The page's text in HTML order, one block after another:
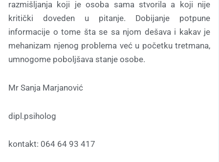
razmišljanja koji je osoba sama stvorila a koji nije
kritički doveden u pitanje. Dobijanje potpune
informacije o tome šta se sa njom dešava i kakav je
mehanizam njenog problema već u početku tretmana,
umnogome poboljšava stanje osobe.
Mr Sanja Marjanović
dipl.psiholog
kontakt: 064 64 93 417